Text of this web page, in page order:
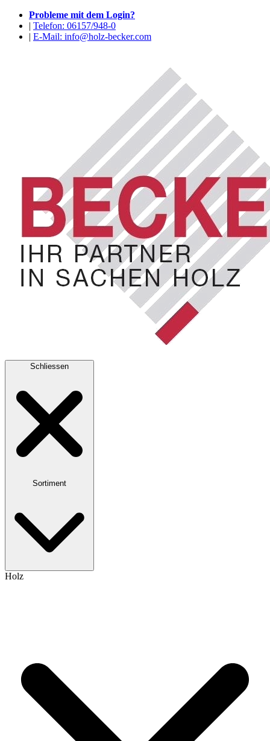
Probleme mit dem Login?
| Telefon: 06157/948-0
| E-Mail: info@holz-becker.com
Schliessen
Sortiment
Holz